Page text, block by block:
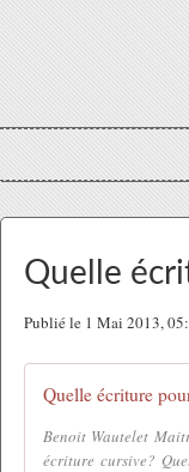
Quelle
Publié le 1 Mai 2013,
Quelle écriture
Benoit Wautelet
écriture cursive?